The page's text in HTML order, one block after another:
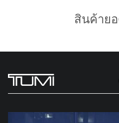
สินค้าย